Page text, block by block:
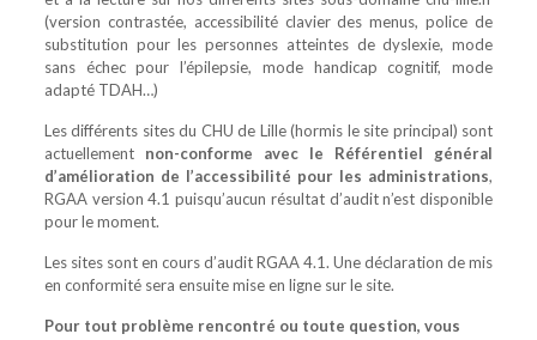
(version contrastée, accessibilité clavier des menus, police de
substitution pour les personnes atteintes de dyslexie, mode
sans échec pour l’épilepsie, mode handicap cognitif, mode
adapté TDAH…)
Les différents sites du CHU de Lille (hormis le site principal) sont
actuellement non-conforme avec le Référentiel général
d’amélioration de l’accessibilité pour les administrations,
RGAA version 4.1 puisqu’aucun résultat d’audit n’est disponible
pour le moment.
Les sites sont en cours d’audit RGAA 4.1. Une déclaration de mis
en conformité sera ensuite mise en ligne sur le site.
Pour tout problème rencontré ou toute question, vous